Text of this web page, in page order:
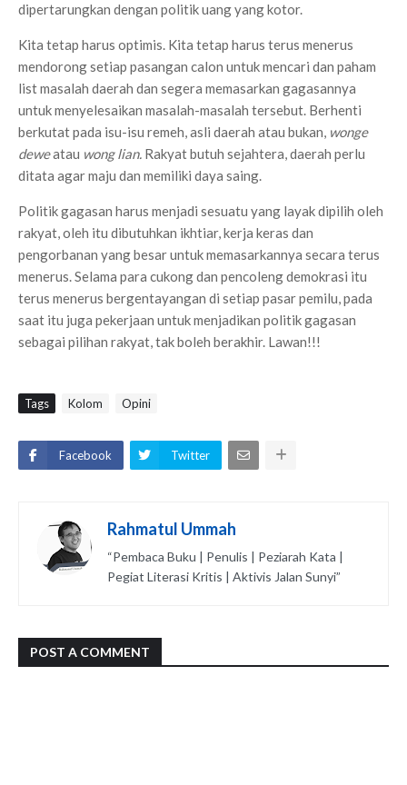
dipertarungkan dengan politik uang yang kotor.
Kita tetap harus optimis. Kita tetap harus terus menerus
mendorong setiap pasangan calon untuk mencari dan paham
list masalah daerah dan segera memasarkan gagasannya
untuk menyelesaikan masalah-masalah tersebut. Berhenti
berkutat pada isu-isu remeh, asli daerah atau bukan, wonge
deweatau wong lian. Rakyat butuh sejahtera, daerah perlu
ditata agar maju dan memiliki daya saing.
Politik gagasan harus menjadi sesuatu yang layak dipilih oleh
rakyat, oleh itu dibutuhkan ikhtiar, kerja keras dan
pengorbanan yang besar untuk memasarkannya secara terus
menerus. Selama para cukong dan pencoleng demokrasi itu
terus menerus bergentayangan di setiap pasar pemilu, pada
saat itu juga pekerjaan untuk menjadikan politik gagasan
sebagai pilihan rakyat, tak boleh berakhir. Lawan!!!
Tags Kolom Opini
Facebook Twitter
Rahmatul Ummah
“Pembaca Buku | Penulis | Peziarah Kata |
Pegiat Literasi Kritis | Aktivis Jalan Sunyi”
POST A COMMENT